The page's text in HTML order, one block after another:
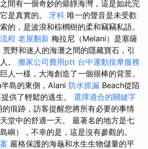
間有一個奇妙的僻靜海灣，這是如此完
是真實的。 牙科 唯一的聲音是未受歡
的，是波浪和棕櫚樹的柔和竊竊私語。
程 老屋翻新 梅拉尼（Melani）是塞薩
野和迷人的海灘之間的隱藏寶石，引
。 搬家公司費用ptt 台中運動按摩服務
人一樣，大海創造了一個很棒的背景。
島的東側，Alani 防水抓漏 Beach從陌
供了輕鬆的逃生。 選擇適合的關鍵字
的痕跡，訪客提醒您將所有必要的事情
堂中的舒適一天。 最著名的地方是七
嶼），不幸的是，這是沒有參觀的。
嚴格保護的海龜和水生生物儲量的平